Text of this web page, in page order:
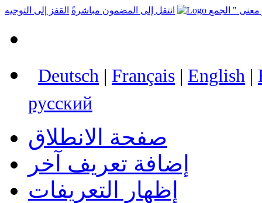
انتقل إلى المضمون مباشرةً القفز إلى التوجيه
Deutsch | Français | English |
русский
صفحة الانطلاق
إضافة تعريف آخر
إظهار التعريفات